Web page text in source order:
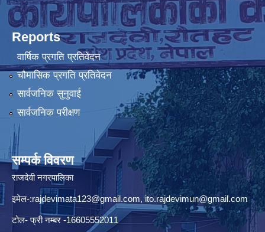
Reports
वार्षिक प्रगति प्रतिवेदन
चौमासिक प्रगति प्रतिवेदन
सार्वजनिक सुनुवाई
सार्वजनिक परीक्षण
सम्पर्क विवरण
राजदेवी नगरपालिका
इमेल-:rajdevimata123@gmail.com,ito.rajdevimun@gmail.com
टोल- फ्री नम्बर -16605552011